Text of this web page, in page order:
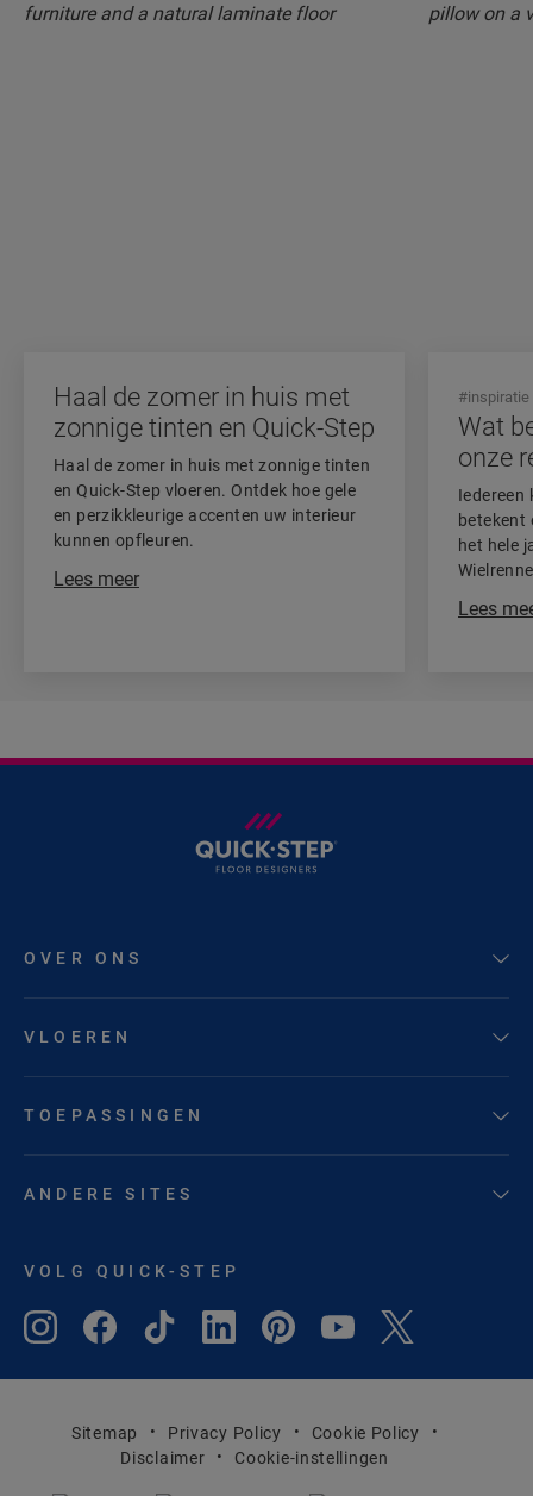
Haal de zomer in huis met
zonnige tinten en Quick-Step
Haal de zomer in huis met zonnige tinten
en Quick-Step vloeren. Ontdek hoe gele
en perzikkleurige accenten uw interieur
kunnen opfleuren.
Lees meer
Wat
onze
betekent
het hele
belang
Lees
#inspiratie
OVER ONS
VLOEREN
TOEPASSINGEN
ANDERE SITES
VOLG QUICK-STEP
Sitemap Privacy Policy
Cookie Policy
Disclaimer
Cookie-instellingen